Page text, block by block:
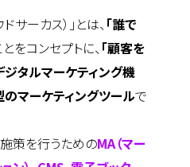
サーカス）」とは、 「誰で
とをコンセプトに、 「顧客を
タルマーケティング機
マーケティングツールで
策を行うためのMA（マー